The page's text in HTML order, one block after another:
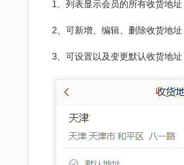
1、列表显示会员的所有收货地址
2、可新增、编辑、删除收货地址
3、可设置以及变更默认收货地址